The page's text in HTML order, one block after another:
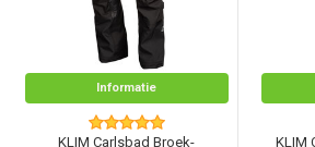
Informatie
KLIM Carlsbad Broek-
KLIM